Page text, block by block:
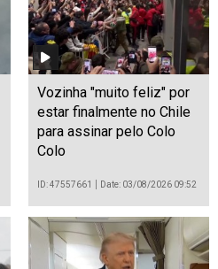
Vozinha "muito feliz" por
estar finalmente no Chile
para assinar pelo Colo
Colo
ID: 47557661 Date: 03/08/2026 09:52